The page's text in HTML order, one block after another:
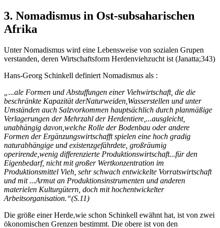
3. Nomadismus in Ost-subsaharischen
Afrika
Unter Nomadismus wird eine Lebensweise von sozialen Grupen
verstanden, deren Wirtschaftsform Herdenviehzucht ist (Janatta;343)
Hans-Georg Schinkell definiert Nomadismus als :
„...ale Formen und Abstuffungen einer Viehwirtschaft, die die
beschränkte Kapazität derNaturweiden,Wasserstellen und unter
Umständen auch Salzvorkommen hauptsächlich durch planmäßige
Verlagerungen der Mehrzahl der Herdentiere,...ausgleicht,
unabhängig davon,welche Rolle der Bodenbau oder andere
Formen der Ergänzungswirtschafft spielen eine hoch gradig
naturabhängige und existenzgefährdete, großräumig
operirende,wenig differenzierte Produktionswirtschaft...für den
Eigenbedarf, nicht mit großer Wertkonzentration im
Produktionsmittel Vieh, sehr schwach entwickelte Vorratswirtschaft
und mit ...Armut an Produktionsinstrumenten und anderen
materielen Kulturgütern, doch mit hochentwickelter
Arbeitsorganisation.“(S.11)
Die größe einer Herde,wie schon Schinkell ewähnt hat, ist von zwei
ökonomischen Grenzen bestimmt. Die obere ist von den